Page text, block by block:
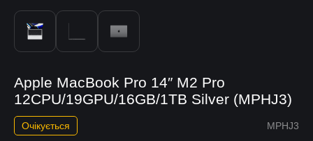
Apple MacBook Pro 14″ M2 Pro
12CPU/19GPU/16GB/1TB Silver (MPHJ3)
MPHJ3
Очікується